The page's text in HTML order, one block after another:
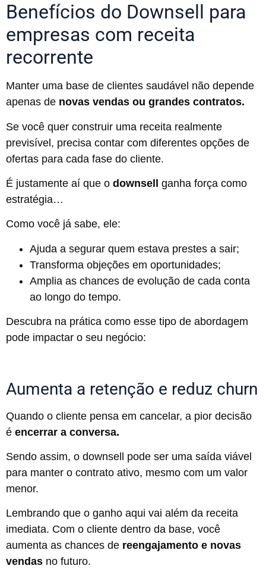
Benefícios do Downsell para
empresas com receita
recorrente
Manter uma base de clientes saudável não depende
apenas de novas vendas ou grandes contratos.
Se você quer construir uma receita realmente
previsível, precisa contar com diferentes opções de
ofertas para cada fase do cliente.
É justamente aí que o downsell ganha força como
estratégia…
Como você já sabe, ele:
Ajuda a segurar quem estava prestes a sair;
Transforma objeções em oportunidades;
Amplia as chances de evolução de cada conta
ao longo do tempo.
Descubra na prática como esse tipo de abordagem
pode impactar o seu negócio:
Aumenta a retenção e reduz churn
Quando o cliente pensa em cancelar, a pior decisão
é encerrar a conversa.
Sendo assim, o downsell pode ser uma saída viável
para manter o contrato ativo, mesmo com um valor
menor.
Lembrando que o ganho aqui vai além da receita
imediata. Com o cliente dentro da base, você
aumenta as chances de reengajamento e novas
vendas no futuro.